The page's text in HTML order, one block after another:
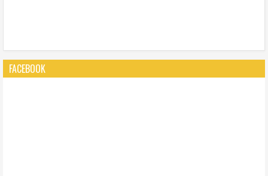
FACEBOOK